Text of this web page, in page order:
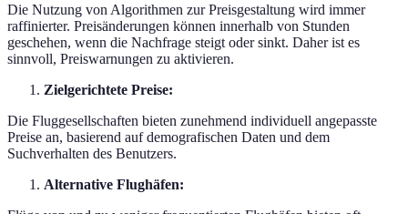
Die Nutzung von Algorithmen zur Preisgestaltung wird immer
raffinierter. Preisänderungen können innerhalb von Stunden
geschehen, wenn die Nachfrage steigt oder sinkt. Daher ist es
sinnvoll, Preiswarnungen zu aktivieren.
Zielgerichtete Preise:
Die Fluggesellschaften bieten zunehmend individuell angepasste
Preise an, basierend auf demografischen Daten und dem
Suchverhalten des Benutzers.
Alternative Flughäfen: